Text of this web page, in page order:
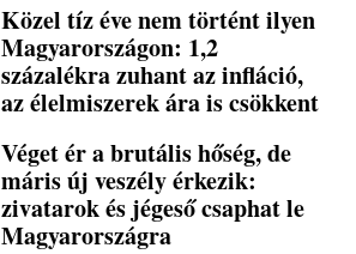
Közel tíz éve nem történt ilyen
Magyarországon: 1,2
százalékra zuhant az infláció,
az élelmiszerek ára is csökkent
Véget ér a brutális hőség, de
máris új veszély érkezik:
zivatarok és jégeső csaphat le
Magyarországra